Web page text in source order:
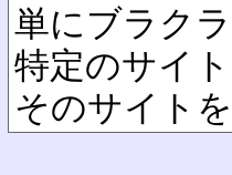
単にブラク
特定のサイ
そのサイト